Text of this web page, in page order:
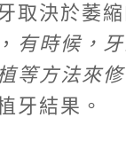
取決於萎
有時候，
等方法來
牙結果。